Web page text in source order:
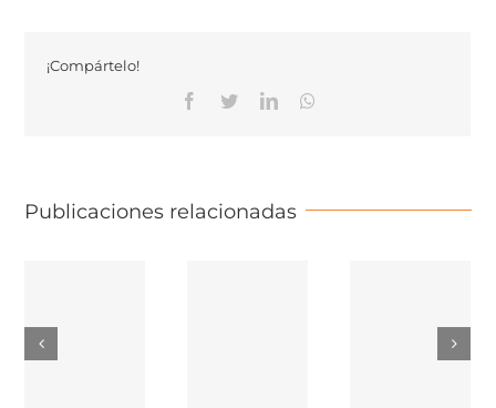
¡Compártelo!
Facebook
TwitterLinkedinWhatsapp
Publicaciones relacionadas